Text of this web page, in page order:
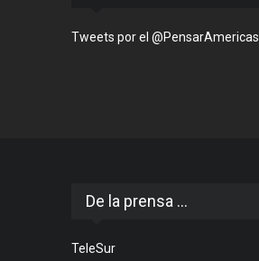
Tweets por el @PensarAmericas.
De la prensa ...
TeleSur